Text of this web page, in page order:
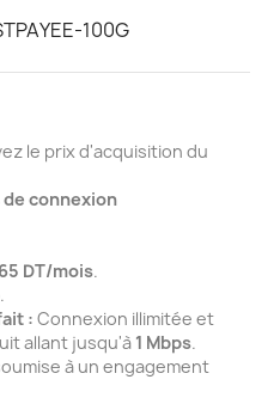
100G
le prix d'acquisition du
de connexion
65 DT/mois.
.
: Connexion illimitée et
allant jusqu'à 1 Mbps.
à un engagement